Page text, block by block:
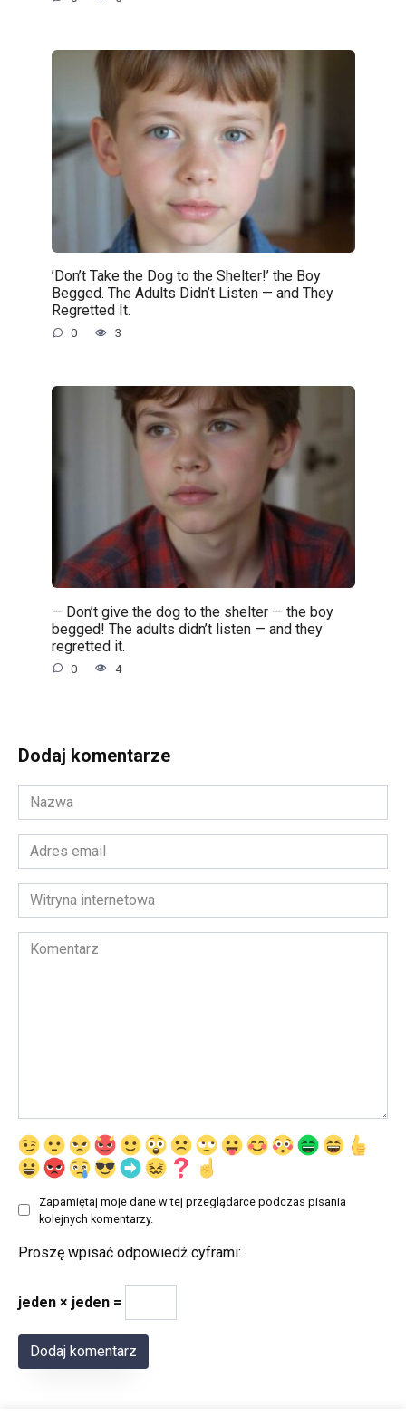
’Don’t Take the Dog to the Shelter!’ the Boy
Begged. The Adults Didn’t Listen — and They
Regretted It.
0 3
— Don’t give the dog to the shelter — the boy
begged! The adults didn’t listen — and they
regretted it.
0 4
Dodaj komentarze
Nazwa
*
Adres
email
*Witryna
internetowa
Komentarz
Zapamiętaj moje dane w tej przeglądarce podczas pisania
kolejnych komentarzy.
Proszę wpisać odpowiedź cyframi:
jeden × jeden =